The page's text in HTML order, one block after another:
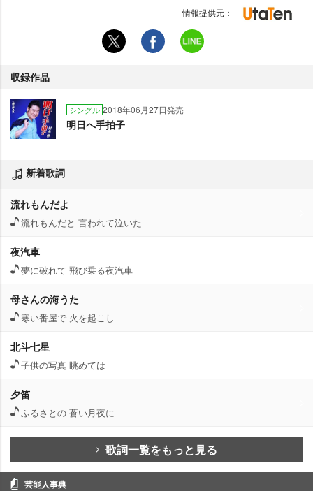
情報提供元：
収録作品
シングル 2018年06月27日発売
明日へ手拍子
新着歌詞
流れもんだよ
流れもんだと 言われて泣いた
夜汽車
夢に破れて 飛び乗る夜汽車
母さんの海うた
寒い番屋で 火を起こし
北斗七星
子供の写真 眺めては
夕笛
ふるさとの 蒼い月夜に
歌詞一覧をもっと見る
芸能人事典